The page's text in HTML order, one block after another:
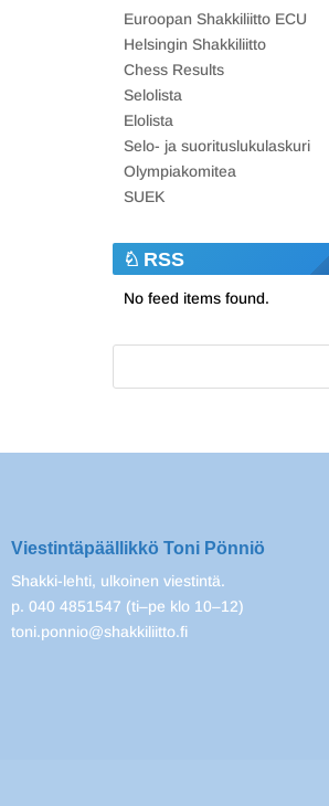
Euroopan Shakkiliitto ECU
Helsingin Shakkiliitto
Chess Results
Selolista
Elolista
Selo- ja suorituslukulaskuri
Olympiakomitea
SUEK
RSS
No feed items found.
Viestintäpäällikkö Toni Pönniö
Shakki-lehti, ulkoinen viestintä.
p. 040 4851547 (ti–pe klo 10–12)
toni.ponnio@shakkiliitto.fi